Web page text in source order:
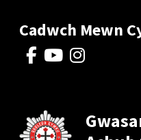
Cadwch Mewn